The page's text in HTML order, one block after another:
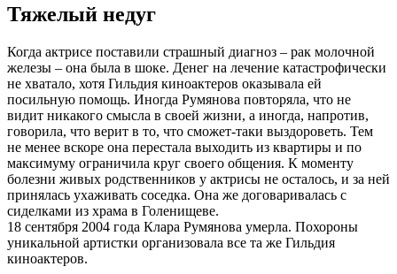
Тяжелый недуг
Когда актрисе поставили страшный диагноз – рак молочной
железы – она была в шоке. Денег на лечение катастрофически
не хватало, хотя Гильдия киноактеров оказывала ей
посильную помощь. Иногда Румянова повторяла, что не
видит никакого смысла в своей жизни, а иногда, напротив,
говорила, что верит в то, что сможет-таки выздороветь. Тем
не менее вскоре она перестала выходить из квартиры и по
максимуму ограничила круг своего общения. К моменту
болезни живых родственников у актрисы не осталось, и за ней
принялась ухаживать соседка. Она же договаривалась с
сиделками из храма в Голенищеве.
18 сентября 2004 года Клара Румянова умерла. Похороны
уникальной артистки организовала все та же Гильдия
киноактеров.